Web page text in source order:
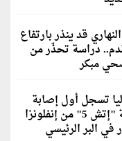
قد ينذر بارتفاع
دراسة تحذّر من
مبكر
تسجل أول إصابة
بسلالة "إتش 5" من إنفلونزا
في البر الرئيسي